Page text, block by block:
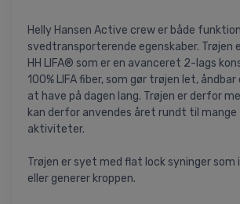
Helly Hansen Active crew er både
svedtransporterende egenskaber.
HH LIFA® som er en avanceret 2-lags
100% LIFA fiber, som gør trøjen let,
at have på dagen lang. Trøjen er derfor
kan derfor anvendes året rundt til mange
aktiviteter.
Trøjen er syet med flat lock syninger
eller generer kroppen.